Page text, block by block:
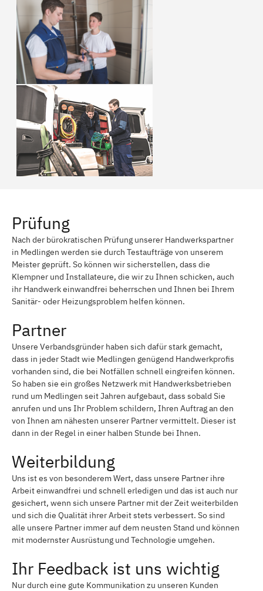
Prüfung
Nach der bürokratischen Prüfung unserer Handwerkspartner
in Medlingen werden sie durch Testaufträge von unserem
Meister geprüft. So können wir sicherstellen, dass die
Klempner und Installateure, die wir zu Ihnen schicken, auch
ihr Handwerk einwandfrei beherrschen und Ihnen bei Ihrem
Sanitär- oder Heizungsproblem helfen können.
Partner
Unsere Verbandsgründer haben sich dafür stark gemacht,
dass in jeder Stadt wie Medlingen genügend Handwerkprofis
vorhanden sind, die bei Notfällen schnell eingreifen können.
So haben sie ein großes Netzwerk mit Handwerksbetrieben
rund um Medlingen seit Jahren aufgebaut, dass sobald Sie
anrufen und uns Ihr Problem schildern, Ihren Auftrag an den
von Ihnen am nähesten unserer Partner vermittelt. Dieser ist
dann in der Regel in einer halben Stunde bei Ihnen.
Weiterbildung
Uns ist es von besonderem Wert, dass unsere Partner ihre
Arbeit einwandfrei und schnell erledigen und das ist auch nur
gesichert, wenn sich unsere Partner mit der Zeit weiterbilden
und sich die Qualität ihrer Arbeit stets verbessert. So sind
alle unsere Partner immer auf dem neusten Stand und können
mit modernster Ausrüstung und Technologie umgehen.
Ihr Feedback ist uns wichtig
Nur durch eine gute Kommunikation zu unseren Kunden